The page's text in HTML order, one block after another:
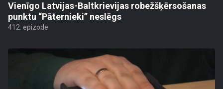
Vienīgo Latvijas-Baltkrievijas robežšķērsošanas
punktu “Pāternieki” neslēgs
412. epizode